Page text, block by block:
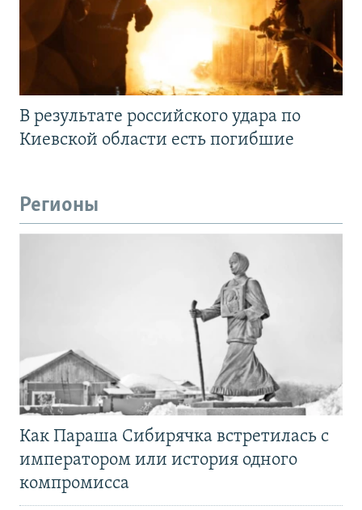
В результате российского удара по
Киевской области есть погибшие
Регионы
Как Параша Сибирячка встретилась с
императором или история одного
компромисса